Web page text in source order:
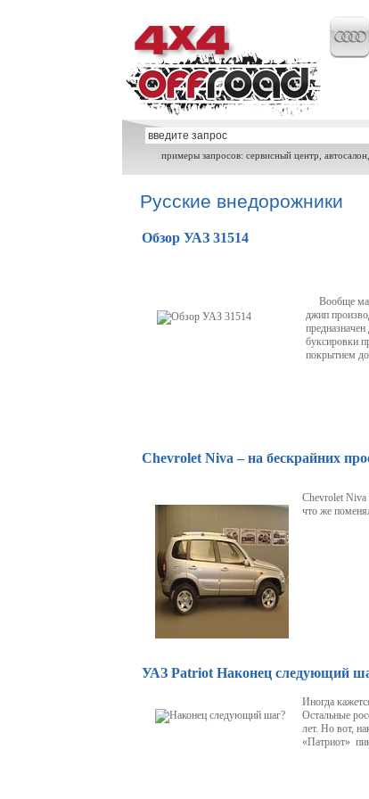
примеры запросов: сервисный центр,
Русские внедорожники
Обзор УАЗ 31514
Вообще
джип
буксировки
покрытием
Chevrolet Niva – на бескрайних
Chevrolet Niva
что же
УАЗ Patriot Наконец следующий
Иногда
Остальные
лет. Но вот,
«Патриот»